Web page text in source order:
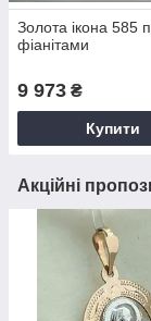
Золота ікона 585
фіанітами
9 973 ₴
Купити
Акційні